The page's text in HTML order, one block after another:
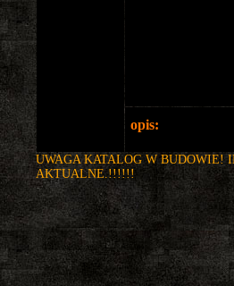
opis:
UWAGA KATALOG W BUDOWIE!
AKTUALNE.!!!!!!